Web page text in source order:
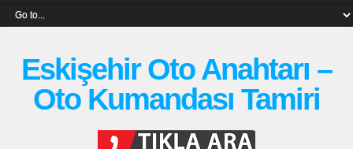
Eskişehir Oto Anahtarı –
Oto Kumandası Tamiri